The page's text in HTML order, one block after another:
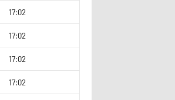
17:02
17:02
17:02
17:02